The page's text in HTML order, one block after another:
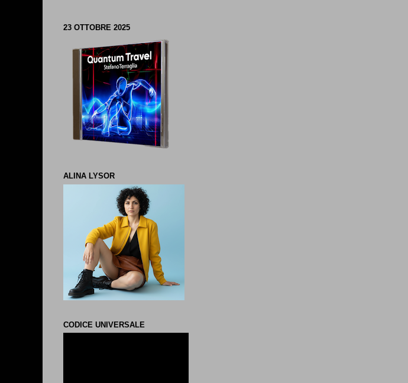
23 OTTOBRE 2025
ALINA LYSOR
CODICE UNIVERSALE